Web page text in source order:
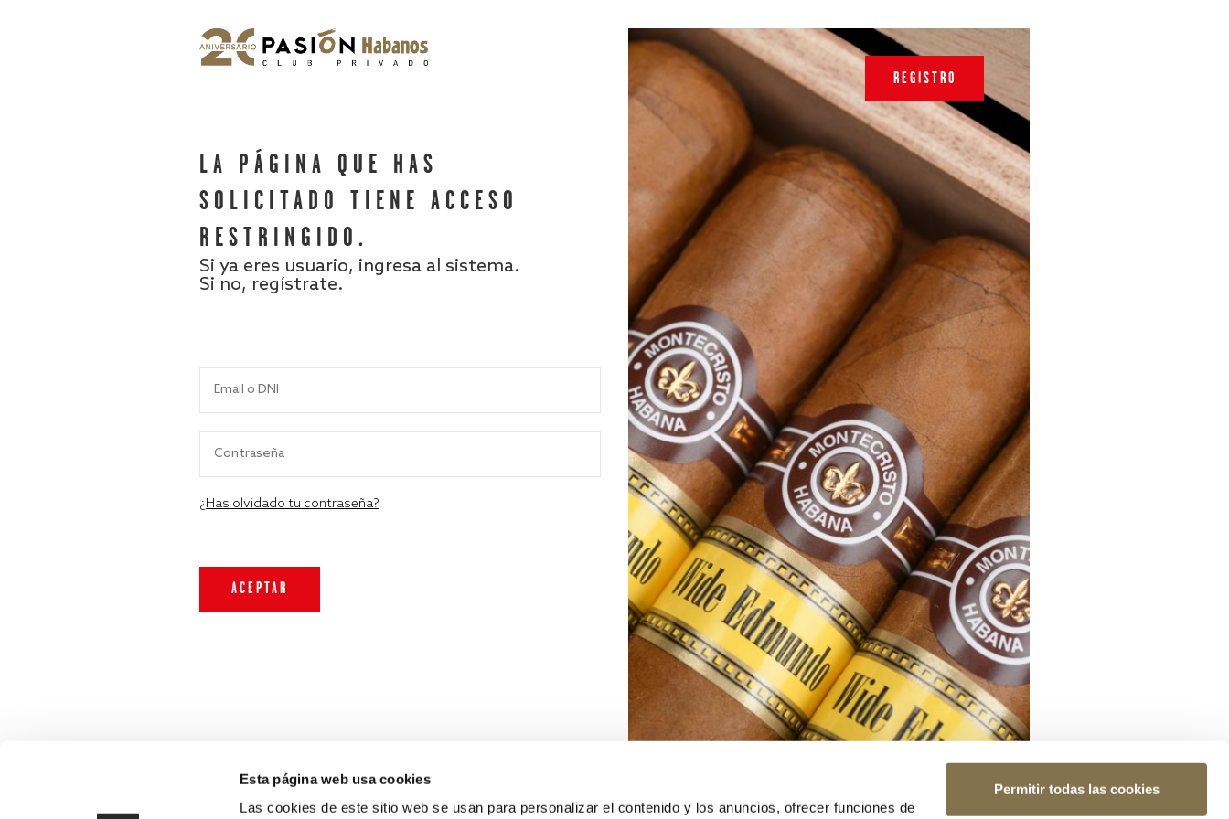
Esta página web usa cookies
Las cookies de este sitio web se usan para personalizar el contenido y los anuncios, ofrecer funciones de
Permitir todas las cookies
LA PÁGINA QUE HAS
SOLICITADO TIENE ACCESO
RESTRINGIDO.
Si ya eres usuario, ingresa al sistema.
Si no, regístrate.
¿Has olvidado tu contraseña?
REGISTRO